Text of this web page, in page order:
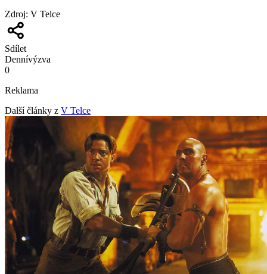
Zdroj: V Telce
Sdílet
Dennívýzva
0
Reklama
Další články z V Telce